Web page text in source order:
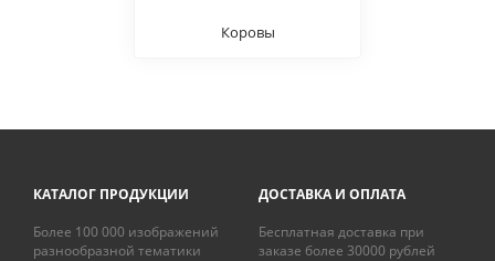
Коровы
КАТАЛОГ ПРОДУКЦИИ
Более 100 000 изображений
разнообразной тематики
ДОСТАВКА И ОПЛАТА
Бесплатная доставка при
заказе более 30000 рублей